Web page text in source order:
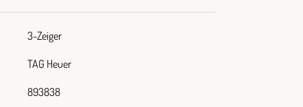
3-Zeiger
TAG Heuer
893838